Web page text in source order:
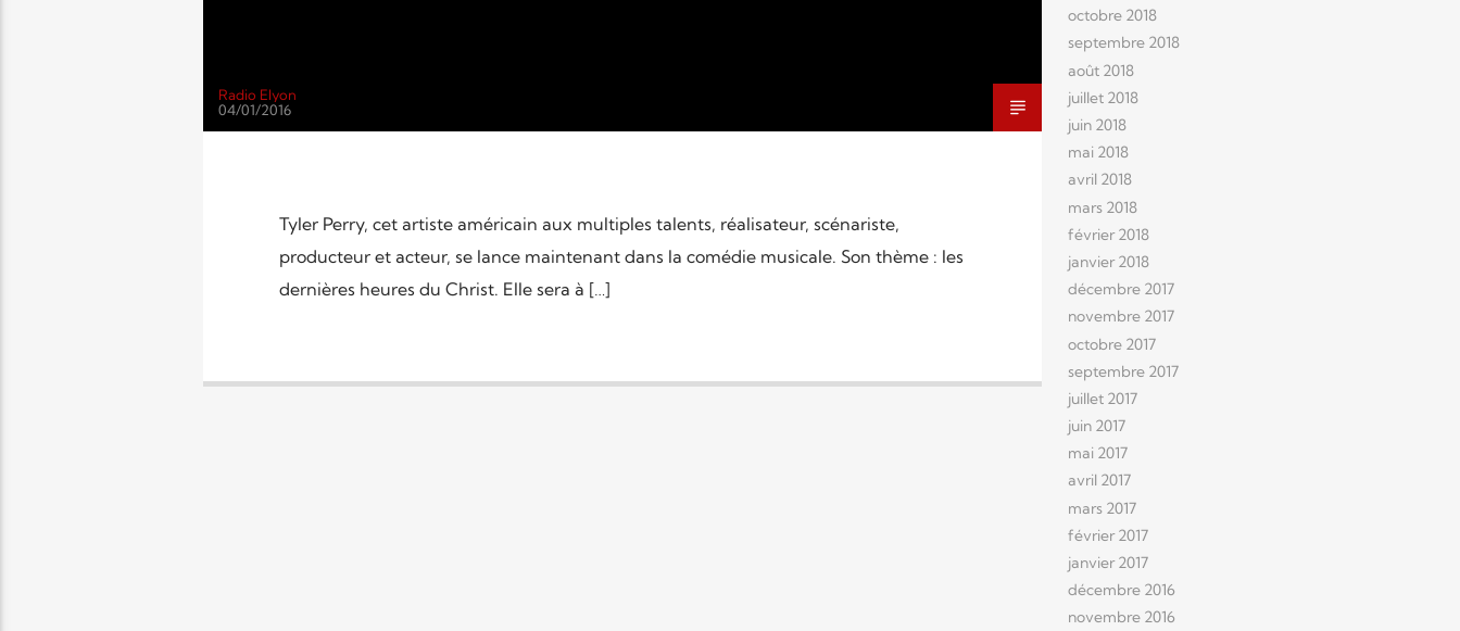
Radio Elyon
04/01/2016
Tyler Perry, cet artiste américain aux multiples talents, réalisateur, scénariste,
producteur et acteur, se lance maintenant dans la comédie musicale. Son thème : les
dernières heures du Christ. Elle sera à […]
octobre 2018
septembre 2018
août 2018
juillet 2018
juin 2018
mai 2018
avril 2018
mars 2018
février 2018
janvier 2018
décembre 2017
novembre 2017
octobre 2017
septembre 2017
juillet 2017
juin 2017
mai 2017
avril 2017
mars 2017
février 2017
janvier 2017
décembre 2016
novembre 2016